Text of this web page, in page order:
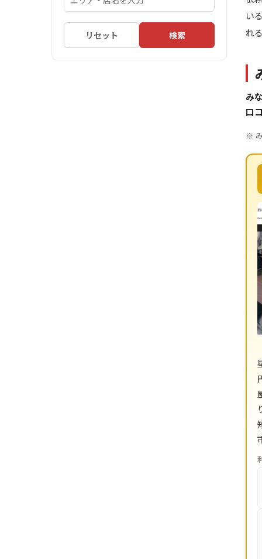
い
れ
み
口
※
リセット 検索